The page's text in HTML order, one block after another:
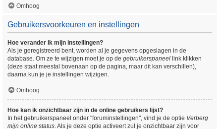
Omhoog
Gebruikersvoorkeuren en instellingen
Hoe verander ik mijn instellingen?
Als je geregistreerd bent, worden al je gegevens opgeslagen in de
database. Om ze te wijzigen moet je op de gebruikerspaneel link klikken
(deze staat meestal bovenaan op de pagina, maar dit kan verschillen),
daarna kun je je instellingen wijzigen.
Omhoog
Hoe kan ik onzichtbaar zijn in de online gebruikers lijst?
In het gebruikerspaneel onder "foruminstellingen", vind je de optie Verberg
mijn online status. Als je deze optie activeert zul je onzichtbaar zijn voor